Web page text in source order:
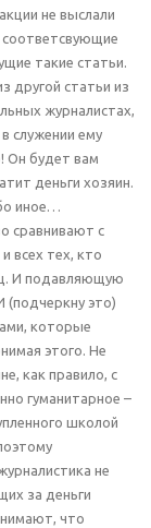
не выслали
такие статьи.
другой статьи из
журналистах,
служении ему
Он будет вам
деньги хозяин.
иное…
сравнивают с
всех тех, кто
И подавляющую
(подчеркну это)
которые
этого. Не
как правило, с
гуманитарное –
школой
не
за деньги
что